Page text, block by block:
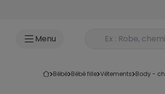
Menu Rechercher un produit
bébé bébé fille vêtements body -